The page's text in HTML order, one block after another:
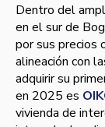
Dentro del
en el sur de
por sus precios
alineación con
adquirir su
en 2025 es
vivienda de